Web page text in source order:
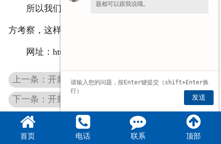
所以我们在选择锥体封头厂家的时候，一定要多
方考察，这样才能减少在购买的时候出现问题。
网址：http://www.hnzxft.com
上一条：开封锥体封头价格
下一条：开封锥形封头
首页 电话 联系 顶部
题都可以跟我说哦。
发送